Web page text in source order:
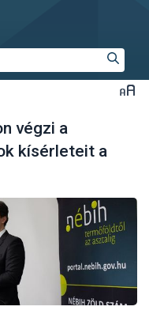
végzi a
kísérleteit a